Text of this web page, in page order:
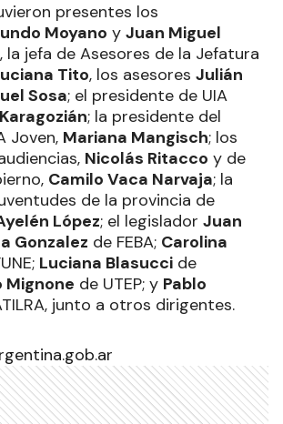
presentes los
Moyano y Juan Miguel
, la jefa de Asesores de la Jefatura
Tito, los asesores Julián
Sosa; el presidente de UIA
; la presidente del
Joven, Mariana Mangisch; los
Nicolás Ritacco y de
Camilo Vaca Narvaja; la
de la provincia de
López; el legislador Juan
Gonzalez de FEBA; Carolina
Luciana Blasucci de
Mignone de UTEP; y Pablo
junto a otros dirigentes.